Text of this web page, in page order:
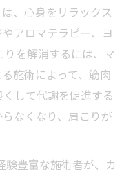
、心身をリラックス
アロマテラピー、ヨ
りを解消するには、マ
施術によって、筋肉
して代謝を促進する
なくなり、肩こりが
験豊富な施術者が、カ